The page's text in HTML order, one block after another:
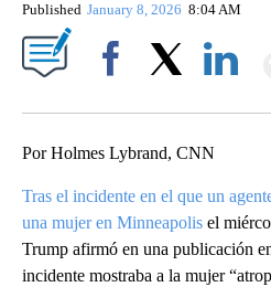
Published January 8, 2026 8:04 AM
Por Holmes Lybrand, CNN
Tras el incidente en el que un
una mujer en Minneapolis el
Trump afirmó en una publicación
incidente mostraba a la mujer